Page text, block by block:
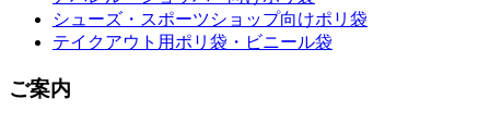
シューズ・スポーツショップ向けポリ袋
テイクアウト用ポリ袋・ビニール袋
ご案内